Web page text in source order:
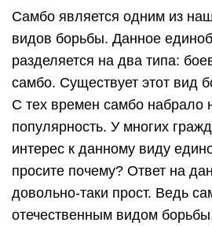
Самбо является одним из
видов борьбы. Данное
разделяется на два типа:
самбо. Существует этот вид
С тех времен самбо набрало
популярность. У многих
интерес к данному виду
просите почему? Ответ на
довольно-таки прост. Ведь
отечественным видом